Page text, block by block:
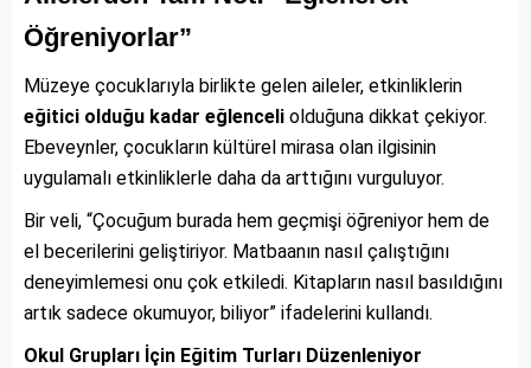
Öğreniyorlar”
Müzeye çocuklarıyla birlikte gelen aileler, etkinliklerin
eğitici olduğu kadar eğlenceli olduğuna dikkat çekiyor.
Ebeveynler, çocukların kültürel mirasa olan ilgisinin
uygulamalı etkinliklerle daha da arttığını vurguluyor.
Bir veli, “Çocuğum burada hem geçmişi öğreniyor hem de
el becerilerini geliştiriyor. Matbaanın nasıl çalıştığını
deneyimlemesi onu çok etkiledi. Kitapların nasıl basıldığını
artık sadece okumuyor, biliyor” ifadelerini kullandı.
Okul Grupları İçin Eğitim Turları Düzenleniyor